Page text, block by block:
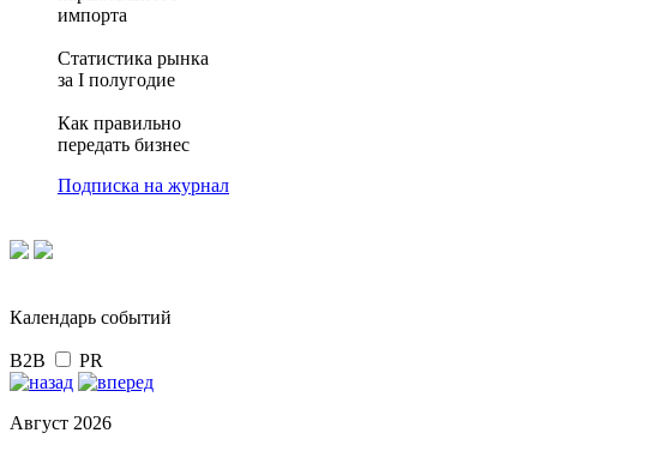
импорта
Статистика рынка
за I полугодие
Как правильно
передать бизнес
Подписка на журнал
Календарь событий
B2B PR
Август 2026